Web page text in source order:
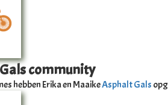
community
hebben Erika en MaaikeAsphalt Gals